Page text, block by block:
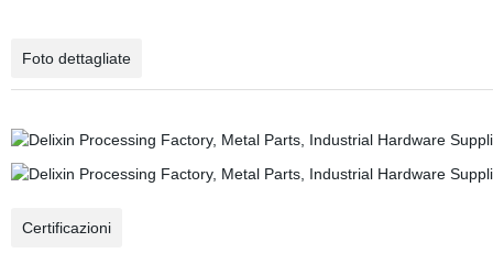
Foto dettagliate
Certificazioni